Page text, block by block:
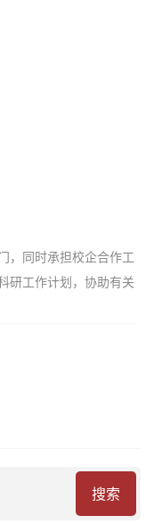
，同时承担校企合作工
研工作计划，协助有关
搜索